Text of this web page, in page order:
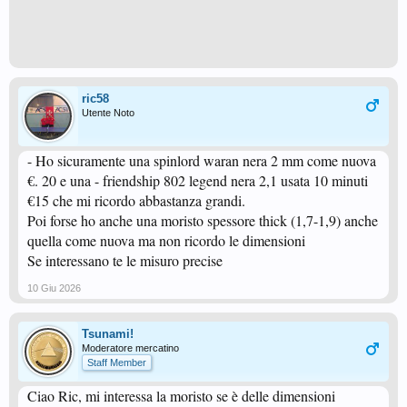
ric58
Utente Noto
- Ho sicuramente una spinlord waran nera 2 mm come nuova
€. 20 e una - friendship 802 legend nera 2,1 usata 10 minuti
€15 che mi ricordo abbastanza grandi.
Poi forse ho anche una moristo spessore thick (1,7-1,9) anche
quella come nuova ma non ricordo le dimensioni
Se interessano te le misuro precise
10 Giu 2026
Tsunami!
Moderatore mercatino
Staff Member
Ciao Ric, mi interessa la moristo se è delle dimensioni